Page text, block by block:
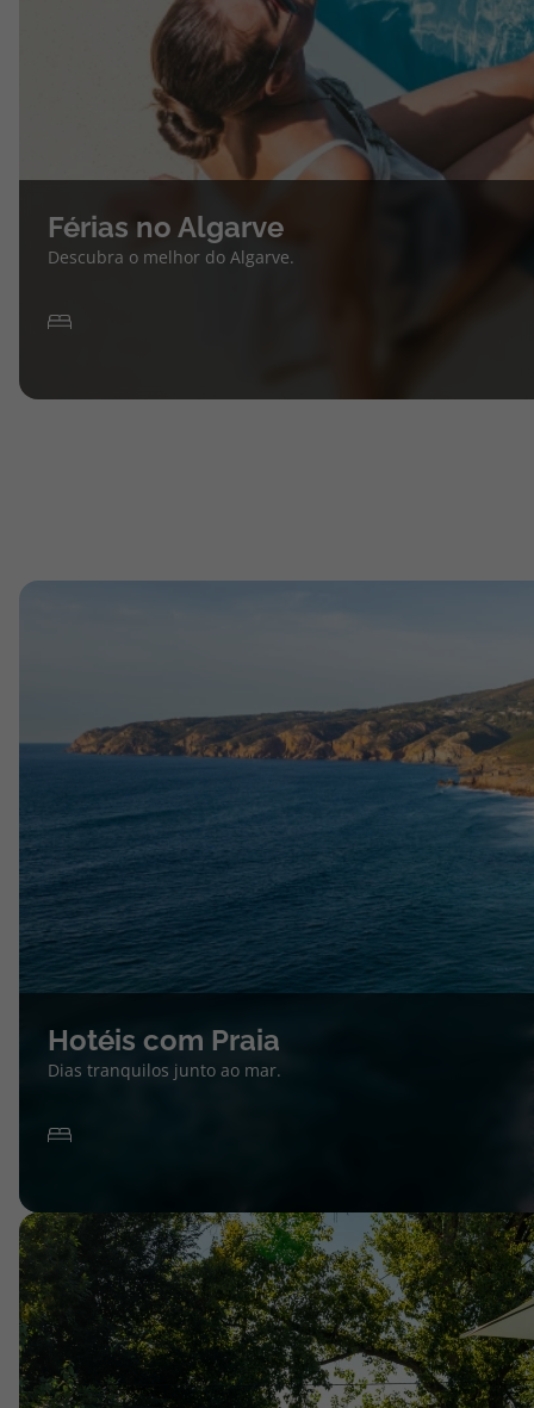
Férias no Algarve
Descubra o melhor do Algarve.
Hotéis com Praia
Dias tranquilos junto ao mar.